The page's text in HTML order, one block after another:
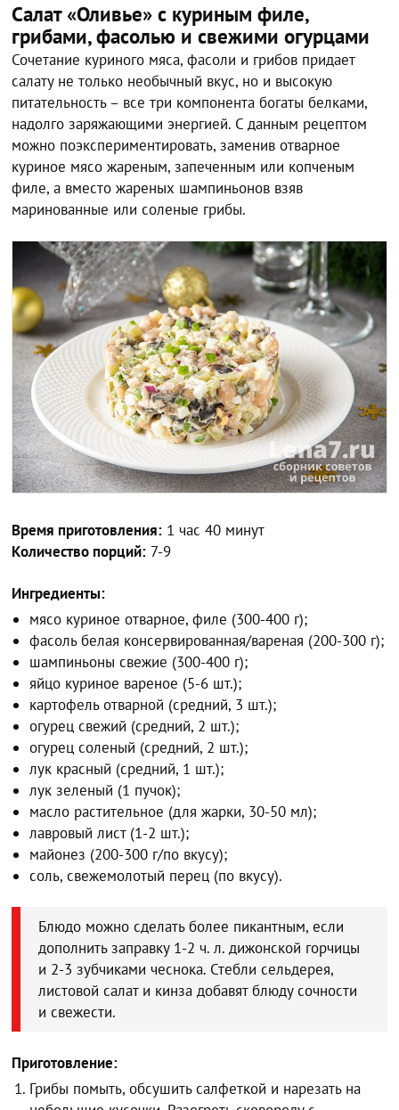
Салат «Оливье» с куриным филе,
грибами, фасолью и свежими огурцами
Сочетание куриного мяса, фасоли и грибов придает
салату не только необычный вкус, но и высокую
питательность – все три компонента богаты белками,
надолго заряжающими энергией. С данным рецептом
можно поэкспериментировать, заменив отварное
куриное мясо жареным, запеченным или копченым
филе, а вместо жареных шампиньонов взяв
маринованные или соленые грибы.
Время приготовления: 1 час 40 минут
Количество порций: 7-9
Ингредиенты:
мясо куриное отварное, филе (300-400 г);
фасоль белая консервированная/вареная (200-300 г);
шампиньоны свежие (300-400 г);
яйцо куриное вареное (5-6 шт.);
картофель отварной (средний, 3 шт.);
огурец свежий (средний, 2 шт.);
огурец соленый (средний, 2 шт.);
лук красный (средний, 1 шт.);
лук зеленый (1 пучок);
масло растительное (для жарки, 30-50 мл);
лавровый лист (1-2 шт.);
майонез (200-300 г/по вкусу);
соль, свежемолотый перец (по вкусу).
Блюдо можно сделать более пикантным, если
дополнить заправку 1-2 ч. л. дижонской горчицы
и 2-3 зубчиками чеснока. Стебли сельдерея,
листовой салат и кинза добавят блюду сочности
и свежести.
Приготовление:
Грибы помыть, обсушить салфеткой и нарезать на